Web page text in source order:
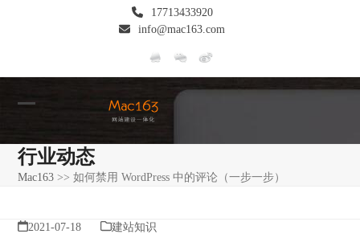
17713433920
info@mac163.com
mobile
menu
mobile
menu
行业动态
Mac163 >>如何禁用 WordPress 中的评论（一步一步）
2021-07-18 建站知识